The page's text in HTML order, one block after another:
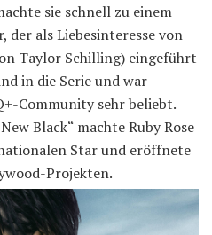
sie schnell zu einem
der als Liebesinteresse von
Taylor Schilling) eingeführt
in die Serie und war
Community sehr beliebt.
Black“ machte Ruby Rose
Star und eröffnete
Projekten.